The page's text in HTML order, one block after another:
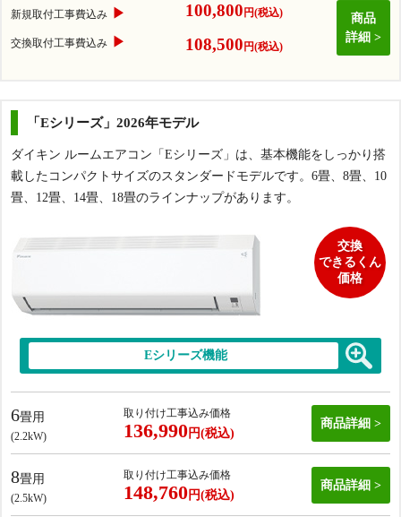
新規取付工事費込み ▶
交換取付工事費込み ▶
100,800 円(税込)
108,500 円(税込)
商品
詳細
「Eシリーズ」2026年モデル
ダイキン ルームエアコン「Eシリーズ」は、基本機能をしっかり搭
載したコンパクトサイズのスタンダードモデルです。6畳、8畳、10
畳、12畳、14畳、18畳のラインナップがあります。
交換
できるくん
価格
Eシリーズ機能
6畳用
(2.2kW)
取り付け工事込み価格
136,990 円(税込)
商品詳細
8畳用
(2.5kW)
取り付け工事込み価格
148,760 円(税込)
商品詳細